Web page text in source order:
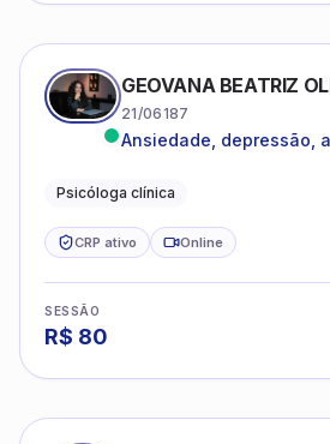
GEOVANA BEATRIZ
21/06187
Ansiedade, depressão,
Psicóloga clínica
CRP ativo Online
SESSÃO
R$ 80